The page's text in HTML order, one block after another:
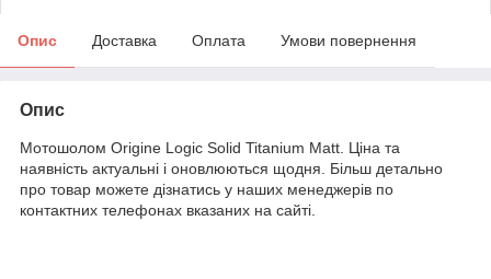
Опис Доставка Оплата Умови повернення
Опис
Мотошолом Origine Logic Solid Titanium Matt. Ціна та
наявність актуальні і оновлюються щодня. Більш детально
про товар можете дізнатись у наших менеджерів по
контактних телефонах вказаних на сайті.